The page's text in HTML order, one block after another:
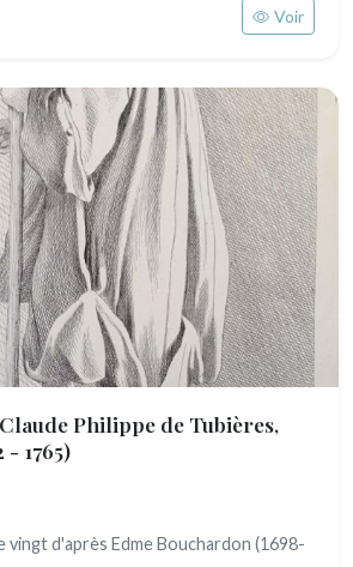
Voir
Philippe de Tubières,
- 1765)
vingt d'après Edme Bouchardon (1698-